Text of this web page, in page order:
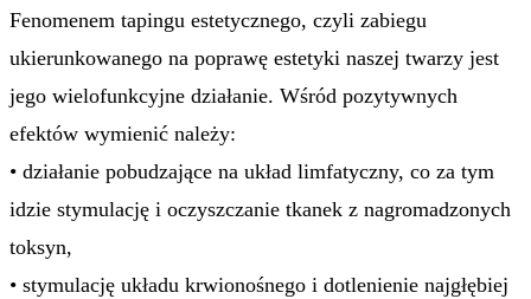
Fenomenem tapingu estetycznego, czyli zabiegu
ukierunkowanego na poprawę estetyki naszej twarzy jest
jego wielofunkcyjne działanie. Wśród pozytywnych
efektów wymienić należy:
• działanie pobudzające na układ limfatyczny, co za tym
idzie stymulację i oczyszczanie tkanek z nagromadzonych
toksyn,
• stymulację układu krwionośnego i dotlenienie najgłębiej